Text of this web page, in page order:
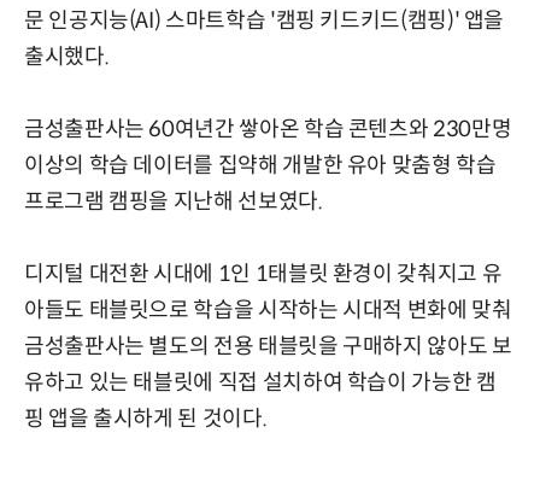
문 인공지능(AI) 스마트학습 '캠핑 키드키드(캠핑)' 앱을
출시했다.
금성출판사는 60여년간 쌓아온 학습 콘텐츠와 230만명
이상의 학습 데이터를 집약해 개발한 유아 맞춤형 학습
프로그램 캠핑을 지난해 선보였다.
디지털 대전환 시대에 1인 1태블릿 환경이 갖춰지고 유
아들도 태블릿으로 학습을 시작하는 시대적 변화에 맞춰
금성출판사는 별도의 전용 태블릿을 구매하지 않아도 보
유하고 있는 태블릿에 직접 설치하여 학습이 가능한 캠
핑 앱을 출시하게 된 것이다.